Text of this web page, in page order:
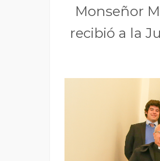
Monseñor
recibió a la